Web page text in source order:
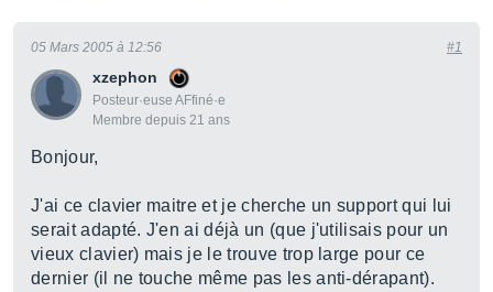
xzephon
Posteur·euse AFfiné·e
Membre depuis 21 ans
05 Mars 2005 à 12:56 #1
Bonjour,
J'ai ce clavier maitre et je cherche un support qui lui
serait adapté. J'en ai déjà un (que j'utilisais pour un
vieux clavier) mais je le trouve trop large pour ce
dernier (il ne touche même pas les anti-dérapant).